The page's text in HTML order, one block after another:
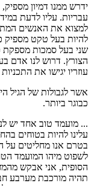
ידרש ממנו דמיון
עבריות. עליו לדעת
למצוא את האנשים
להיות בעל טקט מספיק
שני בעל סמכות מספקת
הצורץ. דרוש לנו אדם
עוזריו יגישו את
כבוגר ביותר.
... מועמד טוב אחד יש
עלינו להיות בטוחים
בטרם אנו מחליטים על
לשפוט מיהו המועמד
הסופית, אני אבקש
תהיה מורכבת מערבע